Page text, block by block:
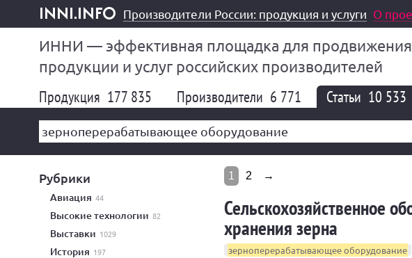
inni.info
Производители России: продукция и услуги О
ИННИ — эффективная площадка для продвижения
продукции и услуг российских производителей
Продукция 177 835 Производители 6 771 Статьи 10 533
Рубрики
авиация 44
высокие технологии 82
выставки 1029
история 197
1 2 →
Сельскохозяйственное
хранения зерна
зерноперерабатывающее оборудование